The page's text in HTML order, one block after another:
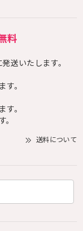
料
送いたします。
す。
す。
。
送料について